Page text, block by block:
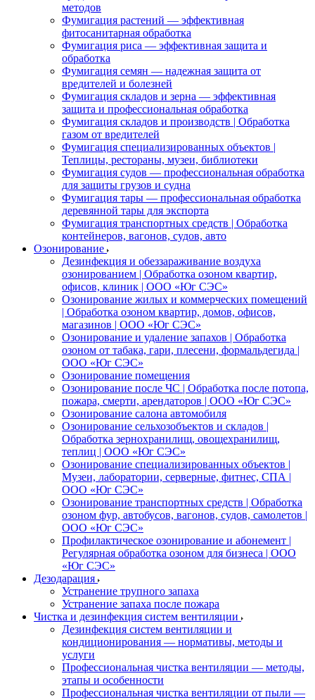
методов
Фумигация растений — эффективная
фитосанитарная обработка
Фумигация риса — эффективная защита и
обработка
Фумигация семян — надежная защита от
вредителей и болезней
Фумигация складов и зерна — эффективная
защита и профессиональная обработка
Фумигация складов и производств | Обработка
газом от вредителей
Фумигация специализированных объектов |
Теплицы, рестораны, музеи, библиотеки
Фумигация судов — профессиональная обработка
для защиты грузов и судна
Фумигация тары — профессиональная обработка
деревянной тары для экспорта
Фумигация транспортных средств | Обработка
контейнеров, вагонов, судов, авто
Озонирование
Дезинфекция и обеззараживание воздуха
озонированием | Обработка озоном квартир,
офисов, клиник | ООО «Юг СЭС»
Озонирование жилых и коммерческих помещений
| Обработка озоном квартир, домов, офисов,
магазинов | ООО «Юг СЭС»
Озонирование и удаление запахов | Обработка
озоном от табака, гари, плесени, формальдегида |
ООО «Юг СЭС»
Озонирование помещения
Озонирование после ЧС | Обработка после потопа,
пожара, смерти, арендаторов | ООО «Юг СЭС»
Озонирование салона автомобиля
Озонирование сельхозобъектов и складов |
Обработка зернохранилищ, овощехранилищ,
теплиц | ООО «Юг СЭС»
Озонирование специализированных объектов |
Музеи, лаборатории, серверные, фитнес, СПА |
ООО «Юг СЭС»
Озонирование транспортных средств | Обработка
озоном фур, автобусов, вагонов, судов, самолетов |
ООО «Юг СЭС»
Профилактическое озонирование и абонемент |
Регулярная обработка озоном для бизнеса | ООО
«Юг СЭС»
Дезодарация
Устранение трупного запаха
Устранение запаха после пожара
Чистка и дезинфекция систем вентиляции
Дезинфекция систем вентиляции и
кондиционирования — нормативы, методы и
услуги
Профессиональная чистка вентиляции — методы,
этапы и особенности
Профессиональная чистка вентиляции от пыли —